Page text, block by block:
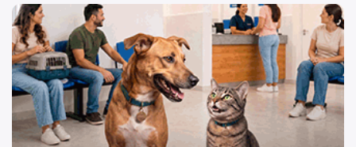
Desenvolvimento Institucional
Documento Norteador
Modulação de Cargos
Legislação
Cursos
Imagem de um cachorro caramelo e uma gata rajada,